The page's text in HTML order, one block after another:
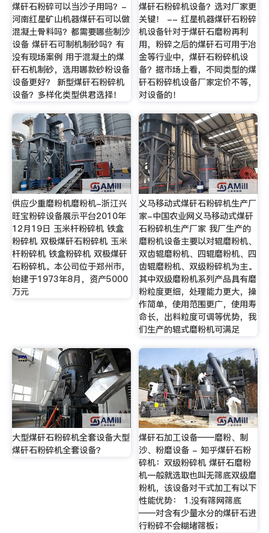
煤矸石粉碎可以当沙子用吗？-
河南红星矿山机器煤矸石可以做
混凝土骨料吗？都需要哪些制沙
设备 煤矸石可制机制砂吗？有
没有现场案例 用于混凝土的煤
矸石机制砂，选用哪款砂粉设备
设备更好？ 新型煤矸石粉碎机
设备？多样化类型供君选择！
煤矸石粉碎机设备？选对厂家更
关键！ -- 红星机器煤矸石粉碎
机设备针对于煤矸石磨粉再利
用，粉碎之后的煤矸石可用于冶
金等行业中，煤矸石粉碎机设
备？据市场上看，不同类型的煤
矸石粉碎机设备厂家定价不等，
对设备的！
供应少重磨粉机磨粉机-浙江兴
旺宝粉碎设备展示平台2010年
12月19日 玉米杆粉碎机 铁盒
粉碎机 双极煤矸石粉碎机 玉米
杆粉碎机 铁盒粉碎机 双极煤矸
石粉碎机。本公司位于郑州市，
始建于1973年8月，资产5000
万元
义马移动式煤矸石粉碎机生产厂
家-中国农业网义马移动式煤矸
石粉碎机生产厂家 我厂生产的
磨粉机设备主要以对辊磨粉机、
双齿辊磨粉机、四辊磨粉机、四
齿辊磨粉机、双级粉碎机为主。
其中双级磨粉机系列产品具有磨
粉粒度更细，处理能力更大，操
作简单，使用范围更广，使用寿
命长，出料粒度可调等优势，我
们生产的辊式磨粉机可满足
大型煤矸石粉碎机全套设备大型
煤矸石粉碎机全套设备？
煤矸石加工设备——磨粉、制
沙、粉磨设备 - 知乎煤矸石粉
碎机：双级粉碎机 煤矸石磨粉
机一般就选取也叫无筛底双级磨
粉机，该设备对干式加工有以下
性能优势： 1.没有筛网筛底
——对含有少量水分的煤矸石进
行粉碎不会糊堵筛板；